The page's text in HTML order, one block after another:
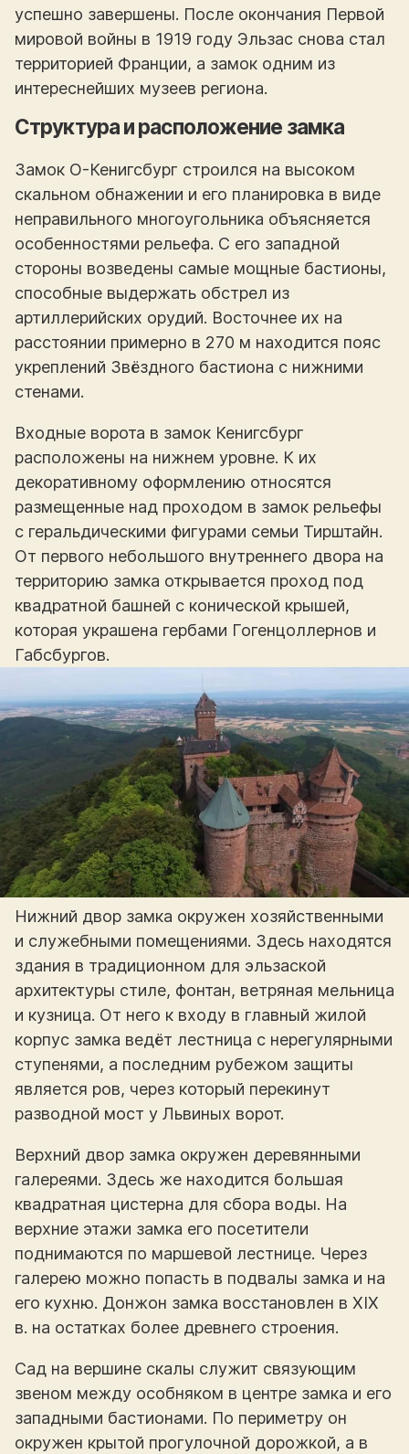
успешно завершены. После окончания Первой
мировой войны в 1919 году Эльзас снова стал
территорией Франции, а замок одним из
интереснейших музеев региона.
Структура и расположение замка
Замок О-Кенигсбург строился на высоком
скальном обнажении и его планировка в виде
неправильного многоугольника объясняется
особенностями рельефа. С его западной
стороны возведены самые мощные бастионы,
способные выдержать обстрел из
артиллерийских орудий. Восточнее их на
расстоянии примерно в 270 м находится пояс
укреплений Звёздного бастиона с нижними
стенами.
Входные ворота в замок Кенигсбург
расположены на нижнем уровне. К их
декоративному оформлению относятся
размещенные над проходом в замок рельефы
с геральдическими фигурами семьи Тирштайн.
От первого небольшого внутреннего двора на
территорию замка открывается проход под
квадратной башней с конической крышей,
которая украшена гербами Гогенцоллернов и
Габсбургов.
Нижний двор замка окружен хозяйственными
и служебными помещениями. Здесь находятся
здания в традиционном для эльзаской
архитектуры стиле, фонтан, ветряная мельница
и кузница. От него к входу в главный жилой
корпус замка ведёт лестница с нерегулярными
ступенями, а последним рубежом защиты
является ров, через который перекинут
разводной мост у Львиных ворот.
Верхний двор замка окружен деревянными
галереями. Здесь же находится большая
квадратная цистерна для сбора воды. На
верхние этажи замка его посетители
поднимаются по маршевой лестнице. Через
галерею можно попасть в подвалы замка и на
его кухню. Донжон замка восстановлен в XIX
в. на остатках более древнего строения.
Сад на вершине скалы служит связующим
звеном между особняком в центре замка и его
западными бастионами. По периметру он
окружен крытой прогулочной дорожкой, а в